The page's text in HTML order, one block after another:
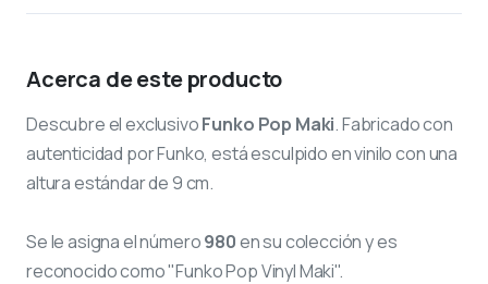
Acerca de este producto
Descubre el exclusivoFunko Pop Maki. Fabricado con
autenticidad por Funko, está esculpido en vinilo con una
altura estándar de 9 cm.
Se le asigna el número980en su colección y es
reconocido como "Funko Pop Vinyl Maki".